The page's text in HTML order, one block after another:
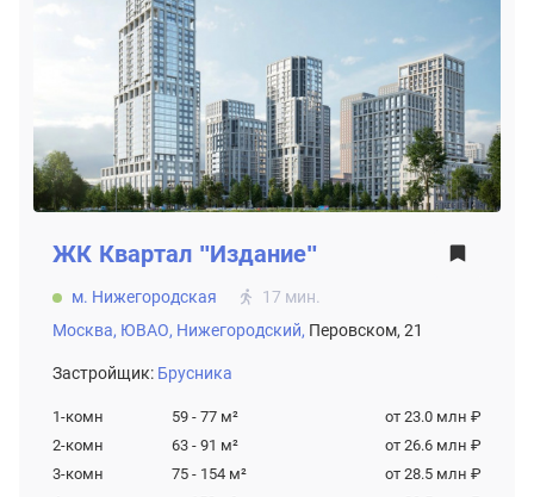
ЖК Квартал "Издание"
м. Нижегородская
17 мин.
Москва, ЮВАО, Нижегородский, Перовском, 21
Застройщик: Брусника
1-комн 59 - 77 м²
от 23.0 млн ₽
2-комн
63 - 91 м²
от 26.6 млн ₽
3-комн
75 - 154 м²
от 28.5 млн ₽